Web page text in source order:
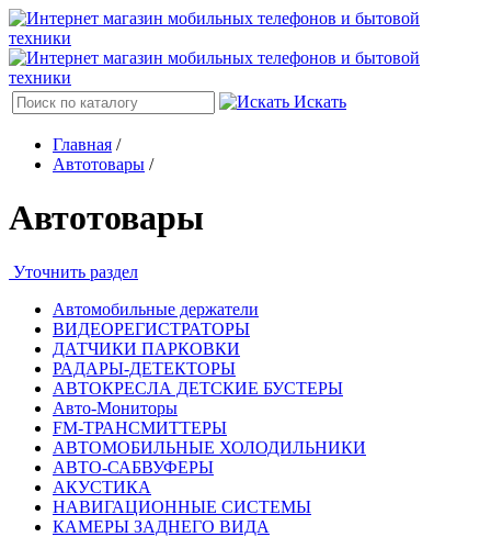
Искать
Главная /
Автотовары /
Автотовары
Уточнить раздел
Автомобильные держатели
ВИДЕОРЕГИСТРАТОРЫ
ДАТЧИКИ ПАРКОВКИ
РАДАРЫ-ДЕТЕКТОРЫ
АВТОКРЕСЛА ДЕТСКИЕ БУСТЕРЫ
Авто-Мониторы
FM-ТРАНСМИТТЕРЫ
АВТОМОБИЛЬНЫЕ ХОЛОДИЛЬНИКИ
АВТО-САБВУФЕРЫ
АКУСТИКА
НАВИГАЦИОННЫЕ СИСТЕМЫ
КАМЕРЫ ЗАДНЕГО ВИДА